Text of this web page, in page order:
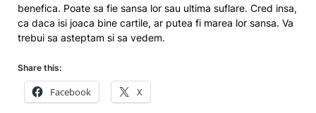
benefica. Poate sa fie sansa lor sau ultima suflare. Cred insa,
ca daca isi joaca bine cartile, ar putea fi marea lor sansa. Va
trebui sa asteptam si sa vedem.
Share this:
Facebook X